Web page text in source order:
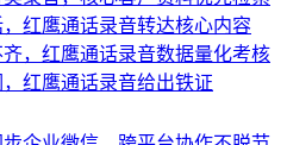
红鹰通话录音转达核心内容
，红鹰通话录音数据量化考核
红鹰通话录音给出铁证